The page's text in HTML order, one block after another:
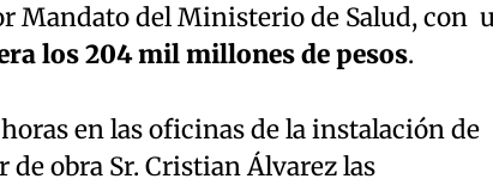
Mandato del Ministerio de Salud, con
los 204 mil millones de pesos.
en las oficinas de la instalación de
obra Sr. Cristian Álvarez las